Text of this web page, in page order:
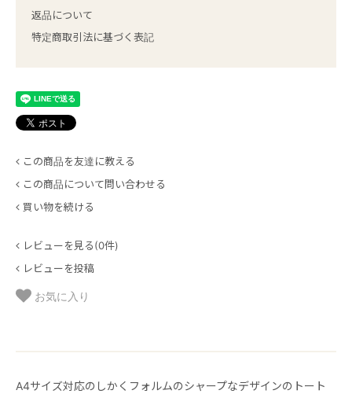
返品について
特定商取引法に基づく表記
この商品を友達に教える
この商品について問い合わせる
買い物を続ける
レビューを見る(0件)
レビューを投稿
お気に入り
A4サイズ対応のしかくフォルムのシャープなデザインのトート